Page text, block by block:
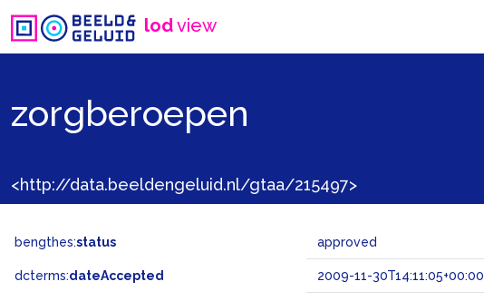
lodview
zorgberoepen
<http://data.beeldengeluid.nl/gtaa/215497>
bengthes:status approved
dcterms:dateAccepted 2009-11-30T14:11:05+00:00